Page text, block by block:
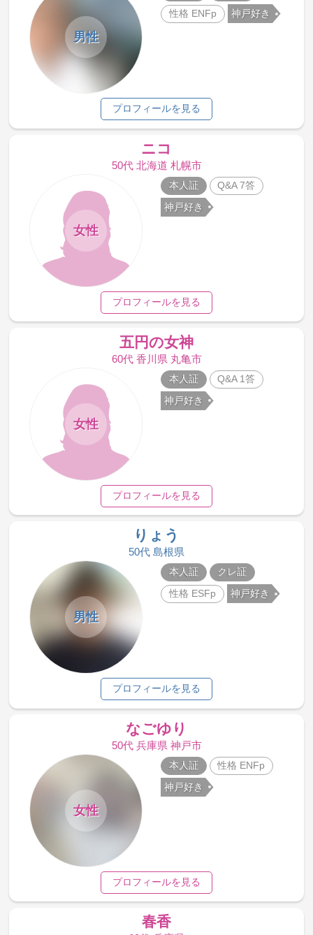
男性
性格 ENFp 神戸好き
プロフィールを見る
ニコ
50代 北海道 札幌市
女性
本人証 Q&A 7答
神戸好き
プロフィールを見る
五円の女神
60代 香川県 丸亀市
女性
本人証 Q&A 1答
神戸好き
プロフィールを見る
りょう
50代 島根県
男性
本人証 クレ証
性格 ESFp 神戸好き
プロフィールを見る
なごゆり
50代 兵庫県 神戸市
女性
本人証 性格 ENFp
神戸好き
プロフィールを見る
春香